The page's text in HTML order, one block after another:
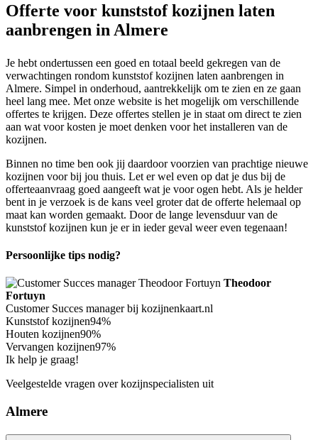
Offerte voor kunststof kozijnen laten
aanbrengen in Almere
Je hebt ondertussen een goed en totaal beeld gekregen van de
verwachtingen rondom kunststof kozijnen laten aanbrengen in
Almere. Simpel in onderhoud, aantrekkelijk om te zien en ze gaan
heel lang mee. Met onze website is het mogelijk om verschillende
offertes te krijgen. Deze offertes stellen je in staat om direct te zien
aan wat voor kosten je moet denken voor het installeren van de
kozijnen.
Binnen no time ben ook jij daardoor voorzien van prachtige nieuwe
kozijnen voor bij jou thuis. Let er wel even op dat je dus bij de
offerteaanvraag goed aangeeft wat je voor ogen hebt. Als je helder
bent in je verzoek is de kans veel groter dat de offerte helemaal op
maat kan worden gemaakt. Door de lange levensduur van de
kunststof kozijnen kun je er in ieder geval weer even tegenaan!
Persoonlijke tips nodig?
Theodoor
Fortuyn
Customer Succes manager bij kozijnenkaart.nl
Kunststof kozijnen94%
Houten kozijnen90%
Vervangen kozijnen97%
Ik help je graag!
Veelgestelde vragen over kozijnspecialisten uit
Almere